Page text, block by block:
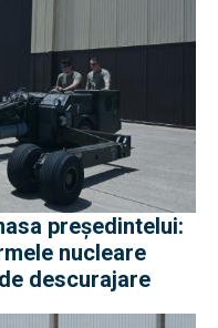
preşedintelui:
nucleare
descurajare